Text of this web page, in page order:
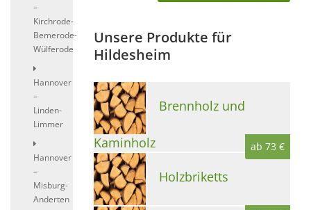
–
Kirchrode-
Bemerode-
Wülferode
Hannover
–
Linden-
Limmer
Hannover
–
Misburg-
Anderten
Unsere Produkte für
Hildesheim
Brennholz und
Kaminholz ab 73 €
Holzbriketts